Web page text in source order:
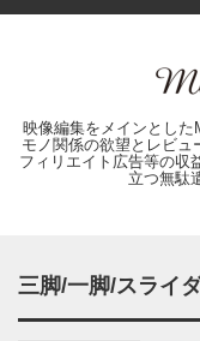
映像編集をメインとした
モノ関係の欲望とレビ
フィリエイト広告等の収
立つ無駄
三脚/一脚/スライ